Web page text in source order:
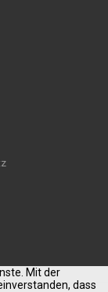
Mit der
dass